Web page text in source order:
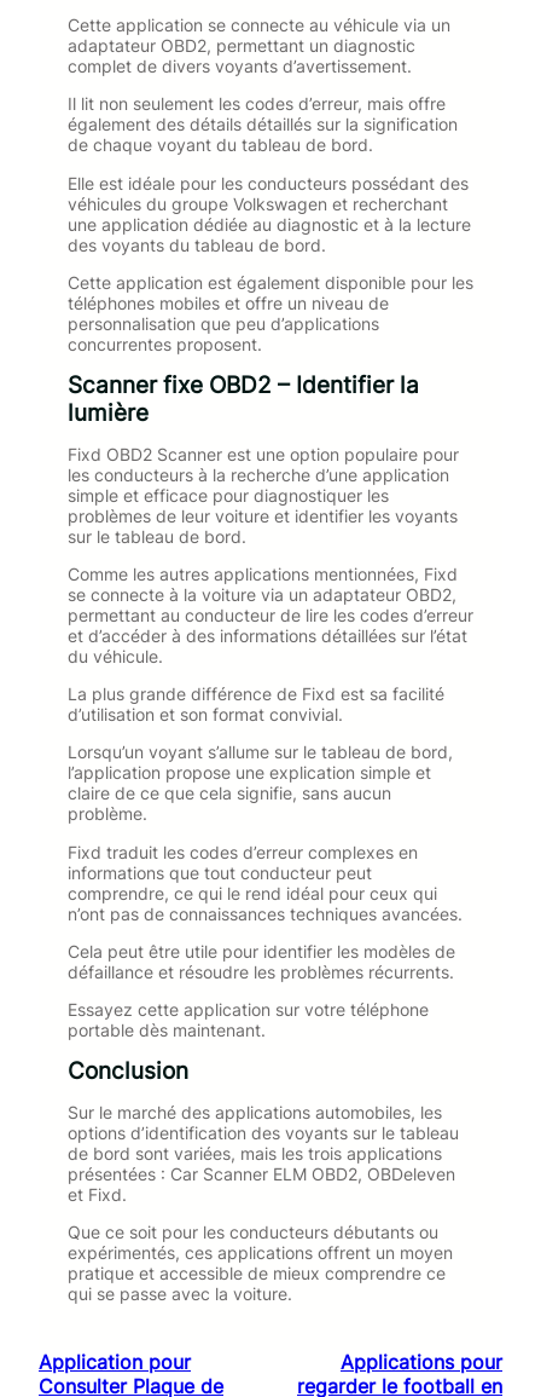
Cette application se connecte au véhicule via un
adaptateur OBD2, permettant un diagnostic
complet de divers voyants d’avertissement.
Il lit non seulement les codes d’erreur, mais offre
également des détails détaillés sur la signification
de chaque voyant du tableau de bord.
Elle est idéale pour les conducteurs possédant des
véhicules du groupe Volkswagen et recherchant
une application dédiée au diagnostic et à la lecture
des voyants du tableau de bord.
Cette application est également disponible pour les
téléphones mobiles et offre un niveau de
personnalisation que peu d’applications
concurrentes proposent.
Scanner fixe OBD2 – Identifier la
lumière
Fixd OBD2 Scanner est une option populaire pour
les conducteurs à la recherche d’une application
simple et efficace pour diagnostiquer les
problèmes de leur voiture et identifier les voyants
sur le tableau de bord.
Comme les autres applications mentionnées, Fixd
se connecte à la voiture via un adaptateur OBD2,
permettant au conducteur de lire les codes d’erreur
et d’accéder à des informations détaillées sur l’état
du véhicule.
La plus grande différence de Fixd est sa facilité
d’utilisation et son format convivial.
Lorsqu’un voyant s’allume sur le tableau de bord,
l’application propose une explication simple et
claire de ce que cela signifie, sans aucun
problème.
Fixd traduit les codes d’erreur complexes en
informations que tout conducteur peut
comprendre, ce qui le rend idéal pour ceux qui
n’ont pas de connaissances techniques avancées.
Cela peut être utile pour identifier les modèles de
défaillance et résoudre les problèmes récurrents.
Essayez cette application sur votre téléphone
portable dès maintenant.
Conclusion
Sur le marché des applications automobiles, les
options d’identification des voyants sur le tableau
de bord sont variées, mais les trois applications
présentées : Car Scanner ELM OBD2, OBDeleven
et Fixd.
Que ce soit pour les conducteurs débutants ou
expérimentés, ces applications offrent un moyen
pratique et accessible de mieux comprendre ce
qui se passe avec la voiture.
Application pour
Consulter Plaque de
Applications pour
regarder le football en